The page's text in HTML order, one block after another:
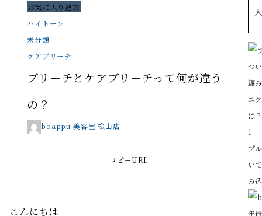
お気に入り追加
ハイトーン
未分類
ケアブリーチ
ブリーチとケアブリーチって何が違う
の？
boappu 美容室 松山店
コピーURL
こんにちは
1
プ
い
み